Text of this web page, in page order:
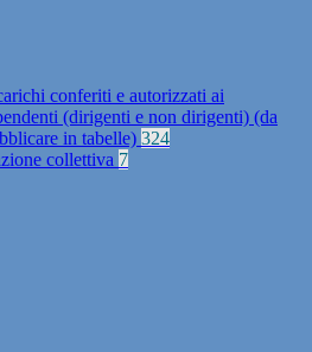
conferiti e autorizzati ai
(dirigenti e non dirigenti) (da
in tabelle) 324
collettiva 7